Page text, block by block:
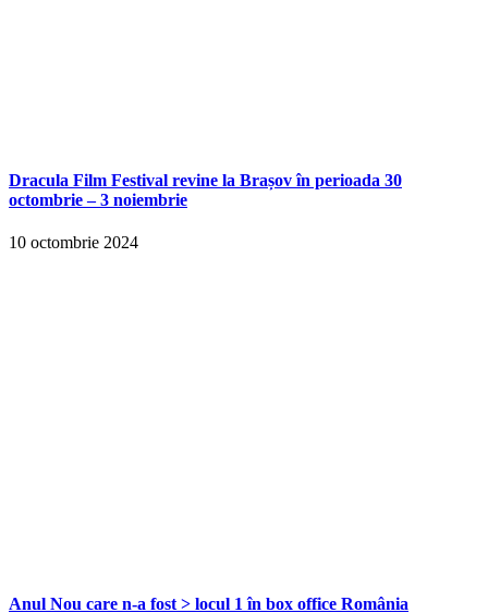
Dracula Film Festival revine la Brașov în perioada 30
octombrie – 3 noiembrie
10 octombrie 2024
Anul Nou care n-a fost > locul 1 în box office România